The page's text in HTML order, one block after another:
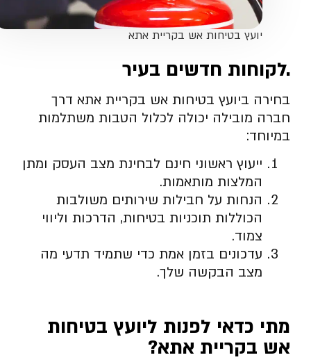
יועץ בטיחות אש בקריית אתא
.לקוחות חדשים בעיר
בחירה ביועץ בטיחות אש בקריית אתא דרך
חברה מובילה יכולה לכלול הטבות משתלמות
במיוחד:
ייעוץ ראשוני חינם לבחינת מצב העסק ומתן
המלצות מותאמות.
הנחות על חבילות שירותים משולבות
הכוללות תוכניות בטיחות, הדרכות וליווי
צמוד.
עדכונים בזמן אמת כדי שתמיד תדעי מה
מצב הבקשה שלך.
מתי כדאי לפנות ליועץ בטיחות
אש בקריית אתא?